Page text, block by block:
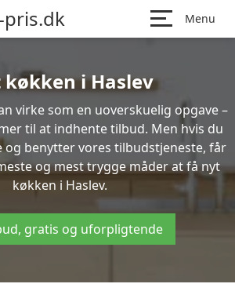
Menu
køkken i Haslev
virke som en uoverskuelig opgave –
til at indhente tilbud. Men hvis du
og benytter vores tilbudstjeneste, får
og mest trygge måder at få nyt
køkken i Haslev.
gratis og uforpligtende